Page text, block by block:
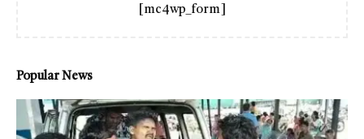
[mc4wp_form]
Popular News